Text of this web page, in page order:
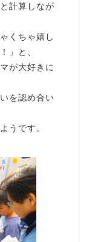
計算しなが
くちゃ嬉し
」と、
が大好きに
を認め合い
うです。